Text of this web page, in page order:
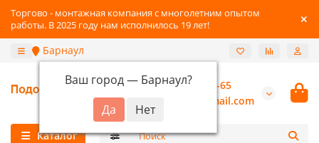
Торгово - монтажная компания с многолетним опытом
работы. В 2025 году нам исполнилось 19 лет!
Барнаул
Ваш город — Барнаул?
+7-3852-22-41-65
burannsk@gmail.com
Каталог